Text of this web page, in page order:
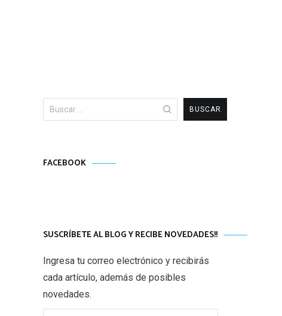
Buscar:
FACEBOOK
SUSCRÍBETE AL BLOG Y RECIBE NOVEDADES!!
Ingresa tu correo electrónico y recibirás
cada artículo, además de posibles
novedades.